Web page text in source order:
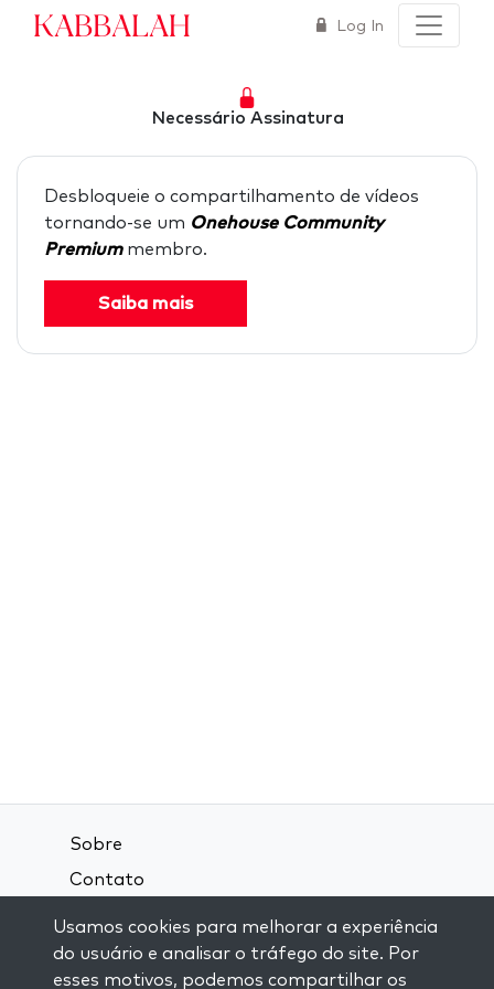
Kabbalah Log In
Necessário Assinatura
Desbloqueie o compartilhamento de vídeos
tornando-se um Onehouse Community
Premium membro.
Saiba mais
Sobre
Contato
Política de Privacidade
Usamos cookies para melhorar a experiência
do usuário e analisar o tráfego do site. Por
esses motivos, podemos compartilhar os